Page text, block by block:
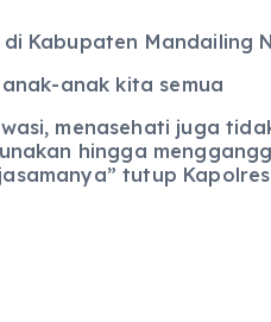
Kabupaten Mandailing
anak kita semua
menasehati juga
hingga
tutup Kapolres